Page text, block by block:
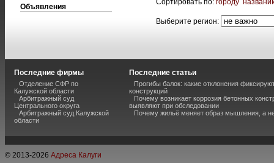
Объявления
Сортировать по: городу
Выберите регион:
Последние фирмы
Отделение СФР по
Калужской области
Арбитражный суд
Центрального округа
Арбитражный суд Калужской
области
Последние статьи
Прогибы балок: какие отклонения
конструкций
Почему возникает коррозия бетонных
выявляют при обследовании
Почему жильё меняет образ мышления, а
© 2013-2026 Адреса Калуги